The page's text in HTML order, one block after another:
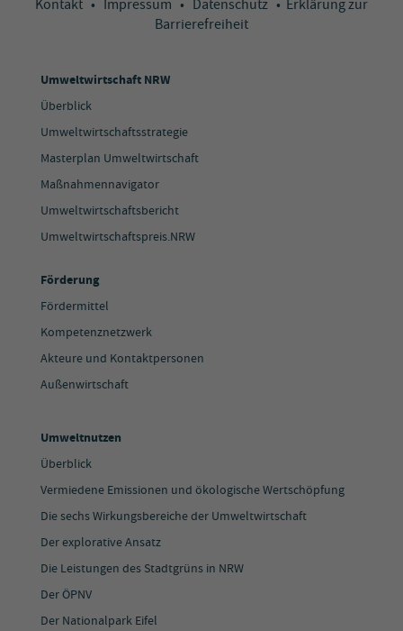
Kontakt • Impressum • Datenschutz • Erklärung zur
Barrierefreiheit
Umweltwirtschaft NRW
Überblick
Umweltwirtschaftsstrategie
Masterplan Umweltwirtschaft
Maßnahmennavigator
Umweltwirtschaftsbericht
Umweltwirtschaftspreis.NRW
Förderung
Fördermittel
Kompetenznetzwerk
Akteure und Kontaktpersonen
Außenwirtschaft
Umweltnutzen
Überblick
Vermiedene Emissionen und ökologische Wertschöpfung
Die sechs Wirkungsbereiche der Umweltwirtschaft
Der explorative Ansatz
Die Leistungen des Stadtgrüns in NRW
Der ÖPNV
Der Nationalpark Eifel